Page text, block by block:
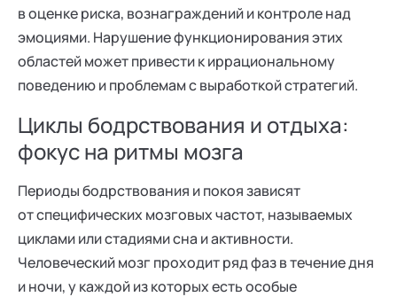
в оценке риска, вознаграждений и контроле над
эмоциями. Нарушение функционирования этих
областей может привести к иррациональному
поведению и проблемам с выработкой стратегий.
Циклы бодрствования и отдыха:
фокус на ритмы мозга
Периоды бодрствования и покоя зависят
от специфических мозговых частот, называемых
циклами или стадиями сна и активности.
Человеческий мозг проходит ряд фаз в течение дня
и ночи, у каждой из которых есть особые